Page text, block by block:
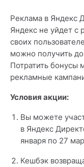
Реклама в Яндекс
Яндекс не уйдет с
своих
можно получить
Потратить бонусы
рекламные
Условия акции:
Вы можете
в Яндекс
января по 27
Кешбэк